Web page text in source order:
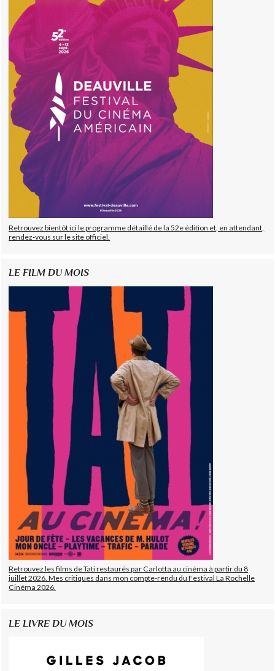
Retrouvez bientôt ici le programme détaillé de la 52e édition et, en attendant,
rendez-vous sur le site officiel.
LE FILM DU MOIS
Retrouvez les films de Tati restaurés par Carlotta au cinéma à partir du 8
juillet 2026. Mes critiques dans mon compte-rendu du Festival La Rochelle
Cinéma 2026.
LE LIVRE DU MOIS